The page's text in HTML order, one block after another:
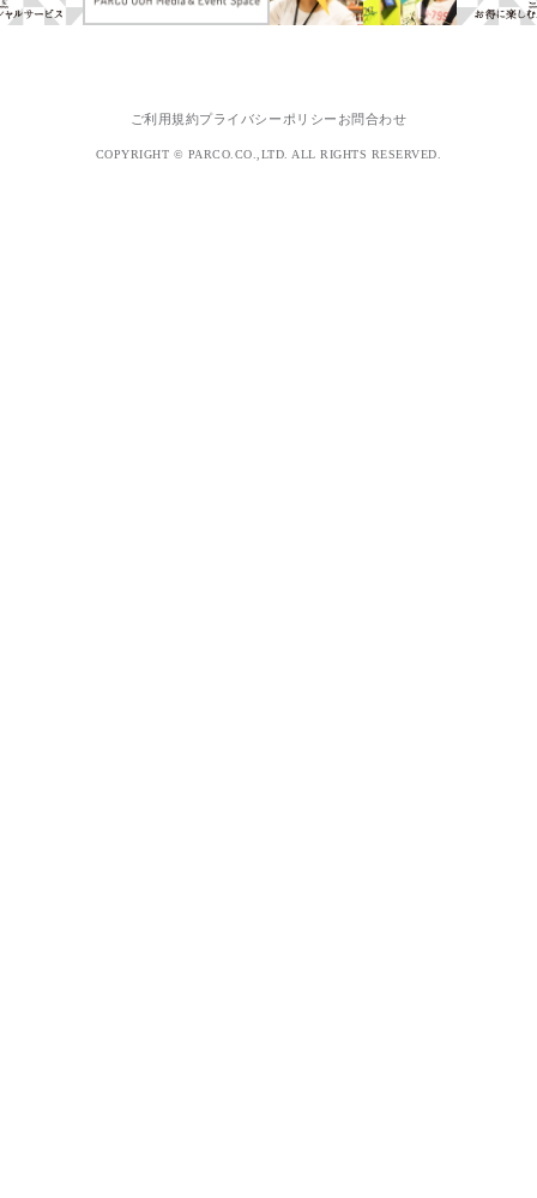
ご利用規約プライバシーポリシー お問合わせ
COPYRIGHT © PARCO.CO.,LTD. ALL RIGHTS RESERVED.